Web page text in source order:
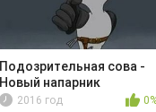
Подозрительная сова -
Новый напарник
2016 год